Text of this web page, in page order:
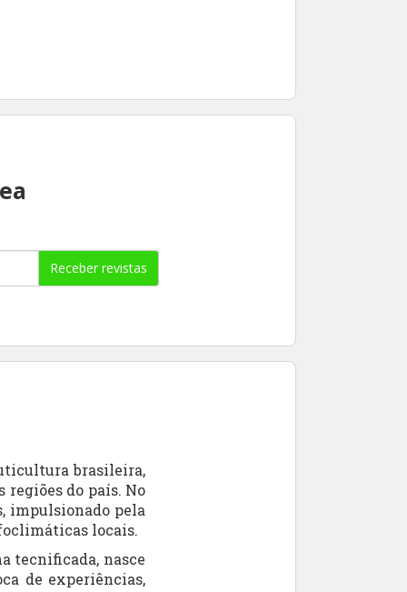
Receber revistas
brasileira,
do país. No
impulsionado pela
locais.
tecnificada, nasce
de experiências,